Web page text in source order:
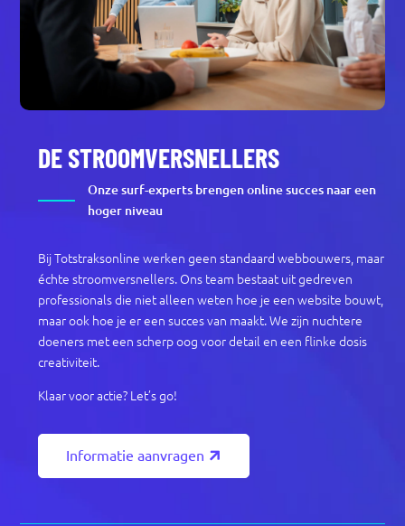
DE STROOMVERSNELLERS
Onze surf-experts brengen online succes naar een
hoger niveau
Bij Totstraksonline werken geen standaard webbouwers, maar
échte stroomversnellers. Ons team bestaat uit gedreven
professionals die niet alleen weten hoe je een website bouwt,
maar ook hoe je er een succes van maakt. We zijn nuchtere
doeners met een scherp oog voor detail en een flinke dosis
creativiteit.
Klaar voor actie? Let’s go!
Informatie aanvragen